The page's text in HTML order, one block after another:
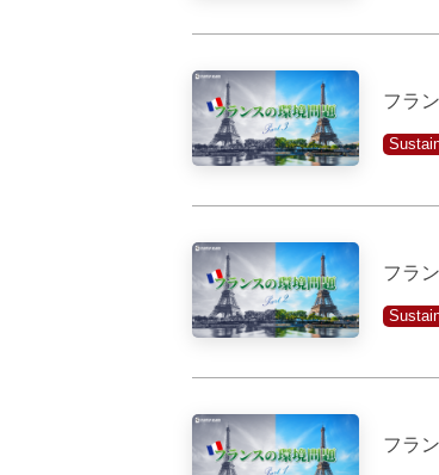
フラ
フラ
フラ